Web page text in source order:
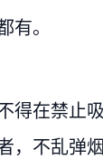
。
在禁止
不乱弹